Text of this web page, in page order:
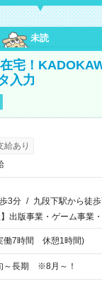
未読
宅！
入力
給あり
3分 / 九段下駅から徒
】出版事業・ゲーム事業
働7時間 休憩1時間)
～長期 ※8月～！